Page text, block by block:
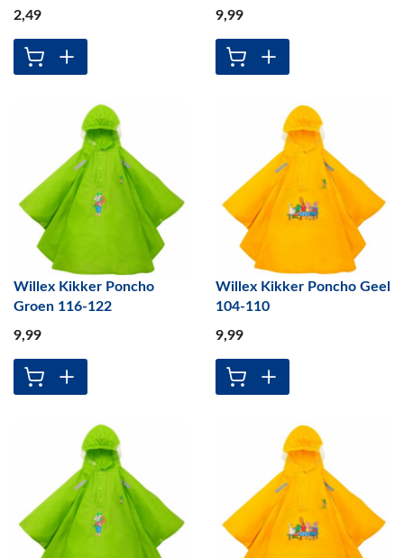
2,49 9,99
Willex Kikker Poncho
Groen 116-122
9,99
Willex Kikker Poncho Geel
104-110
9,99